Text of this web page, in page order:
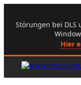
Störungen bei
Hier